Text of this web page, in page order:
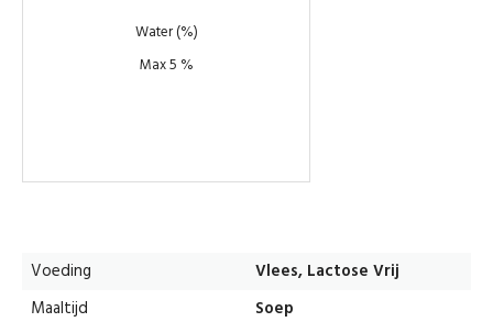
Water (%)
Max 5 %
Voeding
Vlees, Lactose Vrij
Maaltijd
Soep